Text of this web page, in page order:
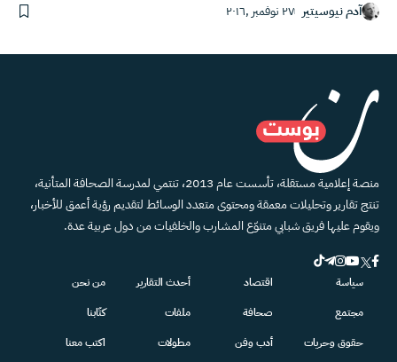
آدم نيوسيتير ٢٧ نوفمبر ,٢٠١٦
منصة إعلامية مستقلة، تأسست عام 2013، تنتمي لمدرسة الصحافة المتأنية،
تنتج تقارير وتحليلات معمقة ومحتوى متعدد الوسائط لتقديم رؤية أعمق للأخبار،
ويقوم عليها فريق شبابي متنوّع المشارب والخلفيات من دول عربية عدة.
سياسة
مجتمع
حقوق وحريات
اقتصاد
صحافة
أدب وفن
أحدث التقارير
ملفات
مطولات
من نحن
كتّابنا
اكتب معنا